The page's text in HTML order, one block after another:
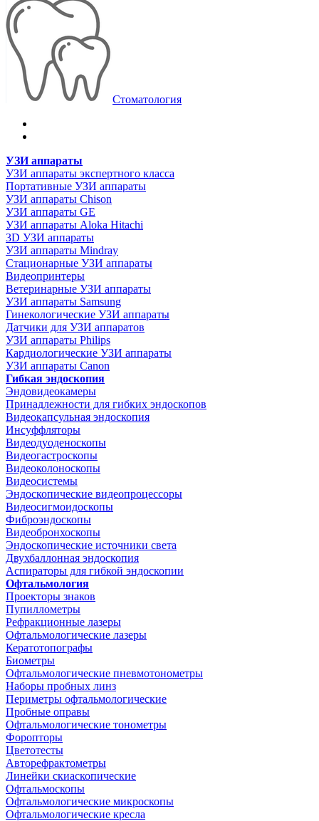
Стоматология
УЗИ аппараты
УЗИ аппараты экспертного класса
Портативные УЗИ аппараты
УЗИ аппараты Chison
УЗИ аппараты GE
УЗИ аппараты Aloka Hitachi
3D УЗИ аппараты
УЗИ аппараты Mindray
Стационарные УЗИ аппараты
Видеопринтеры
Ветеринарные УЗИ аппараты
УЗИ аппараты Samsung
Гинекологические УЗИ аппараты
Датчики для УЗИ аппаратов
УЗИ аппараты Philips
Кардиологические УЗИ аппараты
УЗИ аппараты Canon
Гибкая эндоскопия
Эндовидеокамеры
Принадлежности для гибких эндоскопов
Видеокапсульная эндоскопия
Инсуффляторы
Видеодуоденоскопы
Видеогастроскопы
Видеоколоноскопы
Видеосистемы
Эндоскопические видеопроцессоры
Видеосигмоидоскопы
Фиброэндоскопы
Видеобронхоскопы
Эндоскопические источники света
Двухбаллонная эндоскопия
Аспираторы для гибкой эндоскопии
Офтальмология
Проекторы знаков
Пупиллометры
Рефракционные лазеры
Офтальмологические лазеры
Кератотопографы
Биометры
Офтальмологические пневмотонометры
Наборы пробных линз
Периметры офтальмологические
Пробные оправы
Офтальмологические тонометры
Форопторы
Цветотесты
Авторефрактометры
Линейки скиаскопические
Офтальмоскопы
Офтальмологические микроскопы
Офтальмологические кресла